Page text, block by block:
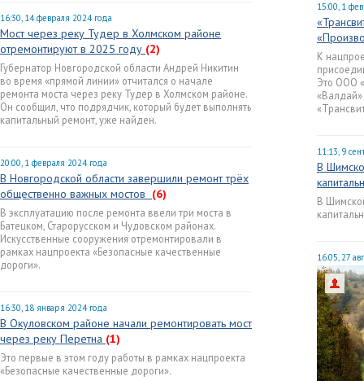
16:30, 14 февраля 2024 года
Мост через реку Тудер в Холмском районе
отремонтируют в 2025 году (2)
Губернатор Новгородской области Андрей Никитин
во время «прямой линии» отчитался о начале
ремонта моста через реку Тудер в Холмском районе.
Он сообщил, что подрядчик, который будет выполнять
капитальный ремонт, уже найден.
20:00, 1 февраля 2024 года
В Новгородской области завершили ремонт трёх
общественно важных мостов (6)
В эксплуатацию после ремонта ввели три моста в
Батецком, Старорусском и Чудовском районах.
Искусственные сооружения отремонтировали в
рамках нацпроекта «Безопасные качественные
дороги».
16:30, 18 января 2024 года
В Окуловском районе начали ремонтировать мост
через реку Перетна (1)
Это первые в этом году работы в рамках нацпроекта
«Безопасные качественные дороги».
15:00, 1
К
Это ООО
11:13, 9
В
В
16:05, 27